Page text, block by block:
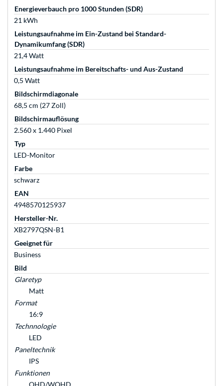
Energieverbauch pro 1000 Stunden (SDR)
21 kWh
Leistungsaufnahme im Ein-Zustand bei Standard-
Dynamikumfang (SDR)
21,4 Watt
Leistungsaufnahme im Bereitschafts- und Aus-Zustand
0,5 Watt
Bildschirmdiagonale
68,5 cm (27 Zoll)
Bildschirmauflösung
2.560 x 1.440 Pixel
Typ
LED-Monitor
Farbe
schwarz
EAN
4948570125937
Hersteller-Nr.
XB2797QSN-B1
Geeignet für
Business
Bild
Glaretyp
Matt
Format
16:9
Technnologie
LED
Paneltechnik
IPS
Funktionen
QHD/WQHD